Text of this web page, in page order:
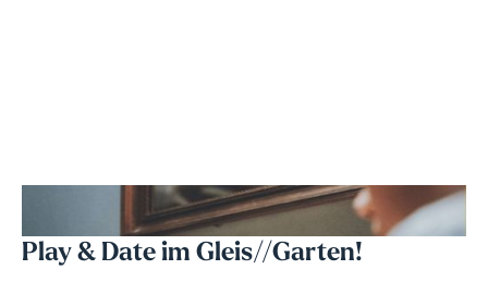
Play & Date im Gleis//Garten!